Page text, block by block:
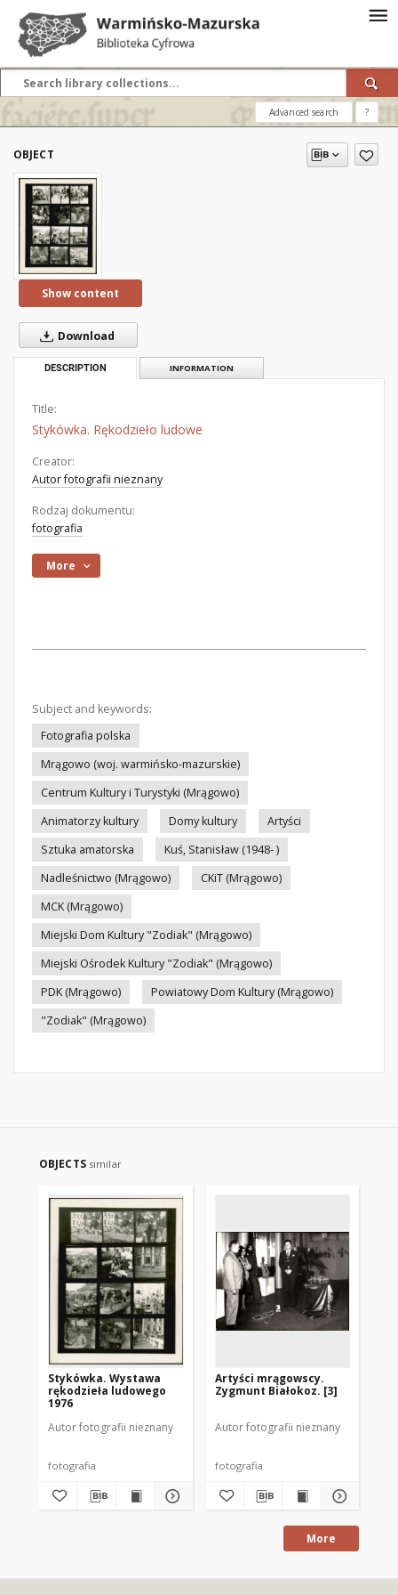
Advanced search ?
OBJECT
Show content
Download
DESCRIPTION INFORMATION
Title:
Stykówka. Rękodzieło ludowe
Creator:
Autor fotografii nieznany
Rodzaj dokumentu:
fotografia
More
Subject and keywords:
Fotografia polska
Mrągowo (woj. warmińsko-mazurskie)
Centrum Kultury i Turystyki (Mrągowo)
Animatorzy kultury
Domy kultury
Artyści
Sztuka amatorska
Kuś, Stanisław (1948- )
Nadleśnictwo (Mrągowo)
CKiT (Mrągowo)
MCK (Mrągowo)
Miejski Dom Kultury "Zodiak" (Mrągowo)
Miejski Ośrodek Kultury "Zodiak" (Mrągowo)
PDK (Mrągowo)
Powiatowy Dom Kultury (Mrągowo)
"Zodiak" (Mrągowo)
OBJECTS similar
Stykówka. Wystawa
rękodzieła ludowego
1976
Autor fotografii nieznany
fotografia
Artyści mrągowscy.
Zygmunt Białokoz. [3]
Autor fotografii nieznany
fotografia
More